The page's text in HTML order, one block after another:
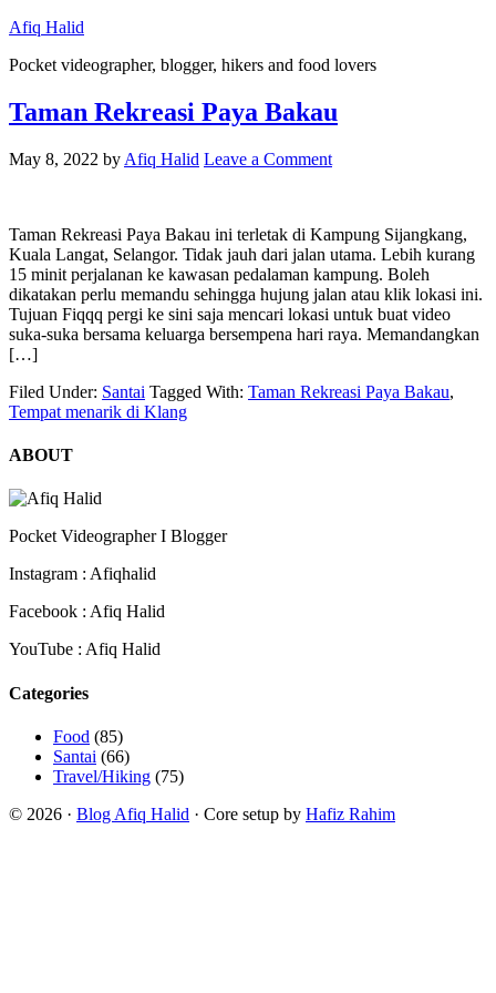
Afiq Halid
Pocket videographer, blogger, hikers and food lovers
Taman Rekreasi Paya Bakau
May 8, 2022 by Afiq Halid Leave a Comment
Taman Rekreasi Paya Bakau ini terletak di Kampung Sijangkang,
Kuala Langat, Selangor. Tidak jauh dari jalan utama. Lebih kurang
15 minit perjalanan ke kawasan pedalaman kampung. Boleh
dikatakan perlu memandu sehingga hujung jalan atau klik lokasi ini.
Tujuan Fiqqq pergi ke sini saja mencari lokasi untuk buat video
suka-suka bersama keluarga bersempena hari raya. Memandangkan
[…]
Filed Under: Santai Tagged With: Taman Rekreasi Paya Bakau,
Tempat menarik di Klang
ABOUT
Pocket Videographer I Blogger
Instagram : Afiqhalid
Facebook : Afiq Halid
YouTube : Afiq Halid
Categories
Food (85)
Santai (66)
Travel/Hiking (75)
© 2026 · Blog Afiq Halid · Core setup by Hafiz Rahim